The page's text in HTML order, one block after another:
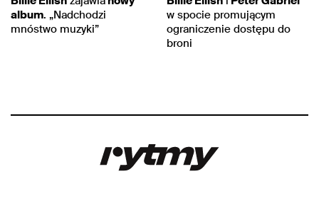
album. „Nadchodzi
mnóstwo muzyki”
w spocie promującym
ograniczenie dostępu do
broni